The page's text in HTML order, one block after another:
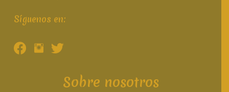
Síguenos en:
Sobre nosotros